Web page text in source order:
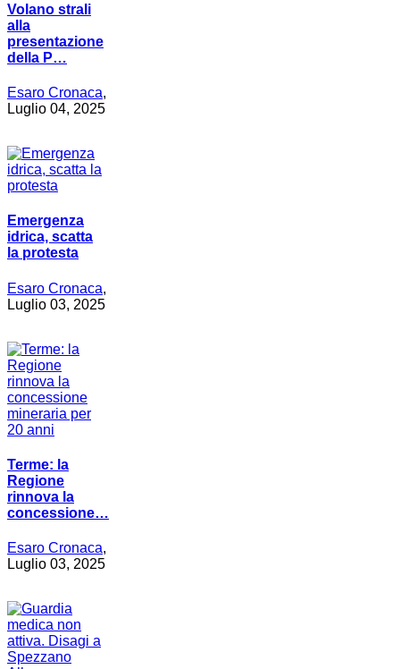
Volano strali
alla
presentazione
della P…
Esaro Cronaca,
Luglio 04, 2025
Emergenza
idrica, scatta
la protesta
Esaro Cronaca,
Luglio 03, 2025
Terme: la
Regione
rinnova la
concessione…
Esaro Cronaca,
Luglio 03, 2025